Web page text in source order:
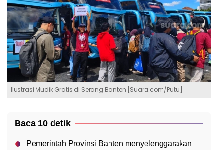
Ilustrasi Mudik Gratis di Serang Banten [Suara.com/Putu]
Baca 10 detik
Pemerintah Provinsi Banten menyelenggarakan